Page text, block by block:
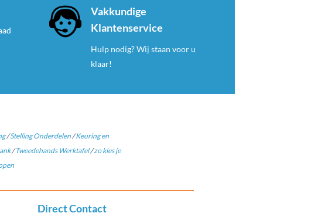
Vakkundige
Klantenservice
Hulp nodig? Wij staan voor u
klaar!
/Stelling Onderdelen/Keuring en
/Tweedehands Werktafel/zo kies je
Direct Contact